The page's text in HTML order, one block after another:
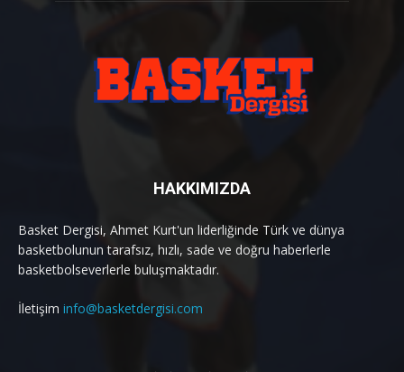
HAKKIMIZDA
Basket Dergisi, Ahmet Kurt'un liderliğinde Türk ve dünya
basketbolunun tarafsız, hızlı, sade ve doğru haberlerle
basketbolseverlerle buluşmaktadır.
İletişim info@basketdergisi.com